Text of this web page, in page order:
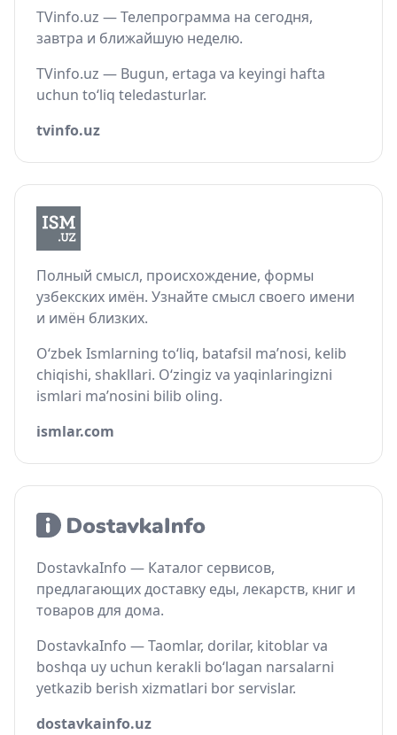
TVinfo.uz — Телепрограмма на сегодня,
завтра и ближайшую неделю.
TVinfo.uz — Bugun, ertaga va keyingi hafta
uchun to‘liq teledasturlar.
tvinfo.uz
Полный смысл, происхождение, формы
узбекских имён. Узнайте смысл своего имени
и имён близких.
O‘zbek Ismlarning to‘liq, batafsil ma’nosi, kelib
chiqishi, shakllari. O‘zingiz va yaqinlaringizni
ismlari ma’nosini bilib oling.
ismlar.com
DostavkaInfo — Каталог сервисов,
предлагающих доставку еды, лекарств, книг и
товаров для дома.
DostavkaInfo — Taomlar, dorilar, kitoblar va
boshqa uy uchun kerakli bo‘lagan narsalarni
yetkazib berish xizmatlari bor servislar.
dostavkainfo.uz